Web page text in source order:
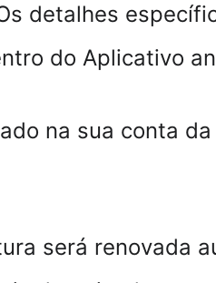
detalhes
do Aplicativo
na sua conta
será renovada